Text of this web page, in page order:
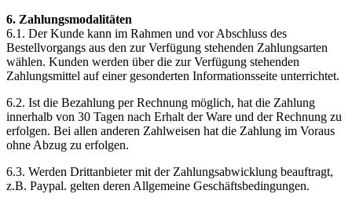
6. Zahlungsmodalitäten
6.1. Der Kunde kann im Rahmen und vor Abschluss des
Bestellvorgangs aus den zur Verfügung stehenden Zahlungsarten
wählen. Kunden werden über die zur Verfügung stehenden
Zahlungsmittel auf einer gesonderten Informationsseite unterrichtet.
6.2. Ist die Bezahlung per Rechnung möglich, hat die Zahlung
innerhalb von 30 Tagen nach Erhalt der Ware und der Rechnung zu
erfolgen. Bei allen anderen Zahlweisen hat die Zahlung im Voraus
ohne Abzug zu erfolgen.
6.3. Werden Drittanbieter mit der Zahlungsabwicklung beauftragt,
z.B. Paypal. gelten deren Allgemeine Geschäftsbedingungen.